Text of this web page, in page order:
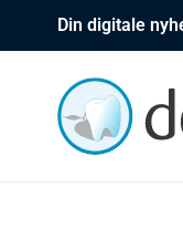
Din digitale